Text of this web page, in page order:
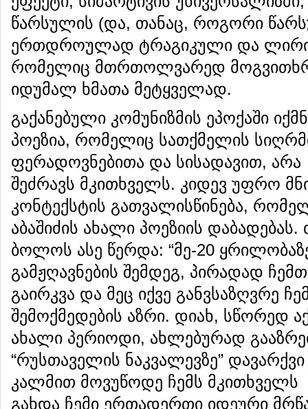
წარსულის (და, თანაც, როგორი
ერთდროულად ტრაგიკული და
რომელიც მთრთოლვარედ
იდუმალ ხმათა მეტყველად.
გაქანებული კომუნიზმის ეპოქაში
პოეზია, რომელიც სათქმელის
ფერადოვნებითა და სისადავით,
შეძრავს მკითხველს. კიდევ უფრო
კონტექსტის გათვალისწინება,
აბაშიძის ახალი პოეზიის
ბოლოს ასე წერდა: “მე-20
გამჟღავნების შემდეგ, პირადად
გაირკვა და მეც იქვე განვსაზღვრე
შემოქმედების აზრი. დიახ, სწორედ
ახალი პერიოდი, ახლებურად
“რუსთაველის ნაკვალევზე”
კალმით მოვუწოდე ჩემს მკითხველს
გახდა ჩემი ერთადერთი იდეური